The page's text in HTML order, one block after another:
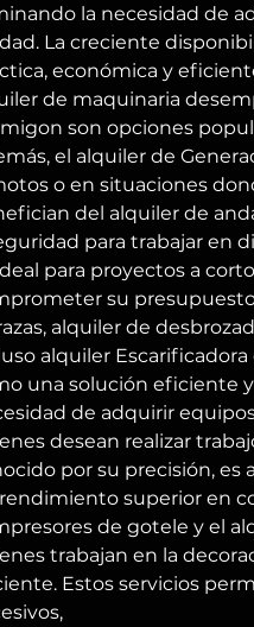
la necesidad de
La creciente
económica y
de maquinaria
son opciones
el alquiler de
o en situaciones
del alquiler de
para trabajar en
para proyectos a
su
alquiler de
alquiler
una solución eficiente
de adquirir
desean realizar
por su precisión,
superior en
de gotele y el
trabajan en la
Estos servicios